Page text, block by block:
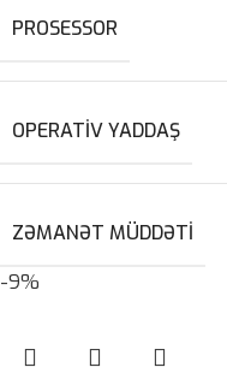
PROSESSOR
OPERATIV YADDAŞ
ZƏMANƏT MÜDDƏTI
-9%